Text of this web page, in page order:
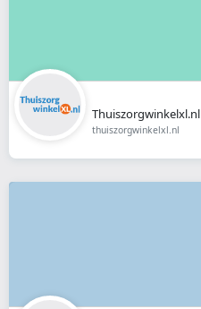
Thuiszorgwinkelxl.nl
thuiszorgwinkelxl.nl